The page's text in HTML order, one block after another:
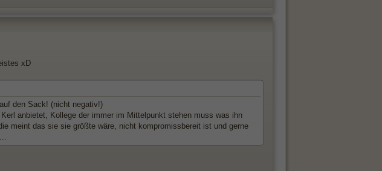
xD
den Sack! (nicht negativ!)
anbietet, Kollege der immer im Mittelpunkt stehen muss was ihn
meint das sie sie größte wäre, nicht kompromissbereit ist und gerne